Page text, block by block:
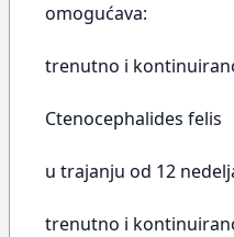
omogućava:
trenutno i
Ctenocephalides felis
u trajanju od 12
trenutno i